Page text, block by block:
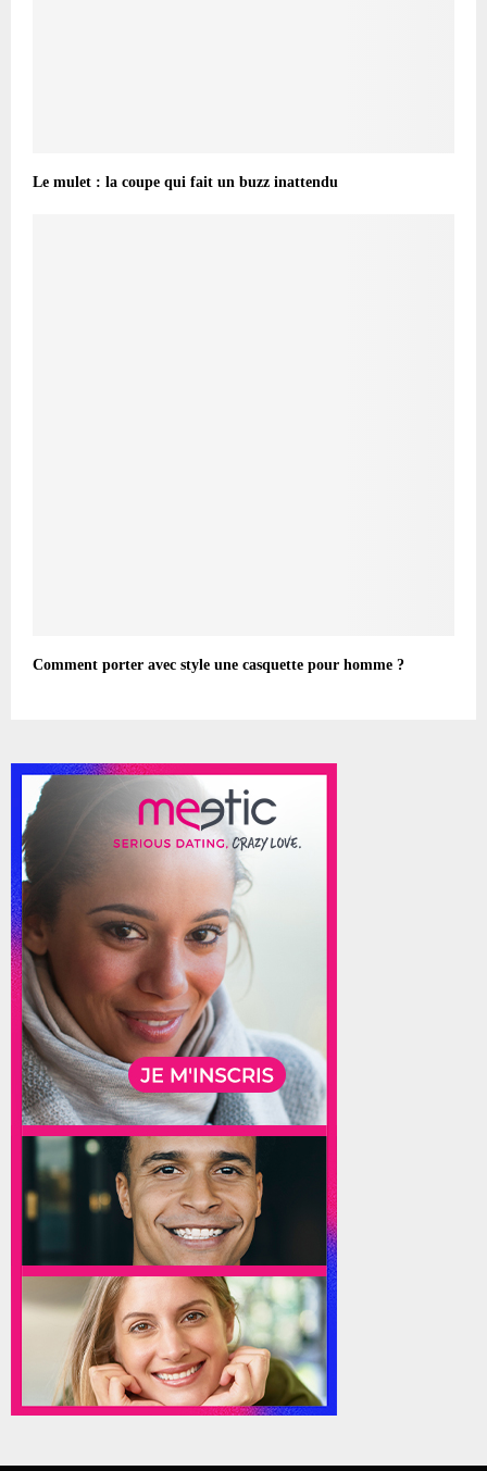
Le mulet : la coupe qui fait un buzz inattendu
Comment porter avec style une casquette pour homme ?